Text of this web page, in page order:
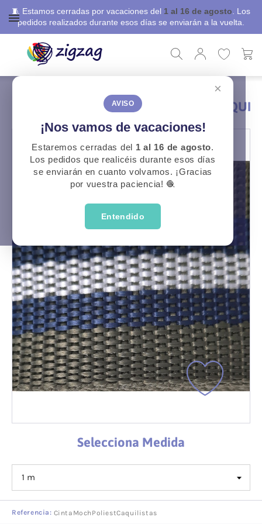
🧵 Estamos cerradas por vacaciones del 1 al 16 de agosto . Los
pedidos realizados durante esos días se enviarán a la vuelta.
×
AVISO
¡Nos vamos de vacaciones!
Estaremos cerradas del 1 al 16 de agosto.
Los pedidos que realicéis durante esos días
se enviarán en cuanto volvamos. ¡Gracias
por vuestra paciencia! 🧶
Entendido
CINTA MOCHILA LISTAS POLIESTER CAQUI
Selecciona Medida
Referencia: CintaMochPoliestCaquilistas